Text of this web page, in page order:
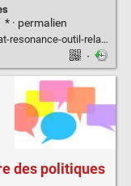
· permalien
imaginer-piloter-lieux-culturels/
·
des politiques